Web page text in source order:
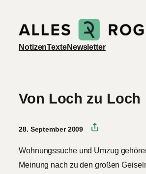
Inhalt
springen
NotizenTexteNewsletter
Von Loch zu Loch
28. September 2009
Wohnungssuche und Umzug
Meinung nach zu den großen